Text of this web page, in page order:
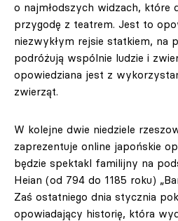
o najmłodszych widzach, które
przygodę z teatrem. Jest to
niezwykłym rejsie statkiem, na
podróżują wspólnie ludzie i
opowiedziana jest z
zwierząt.
W kolejne dwie niedziele
zaprezentuje online japońskie
będzie spektakl familijny na
Heian (od 794 do 1185 roku)
Zaś ostatniego dnia stycznia
opowiadający historię, która